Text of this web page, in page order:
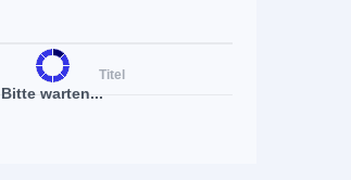
Bitte warten...
Titel